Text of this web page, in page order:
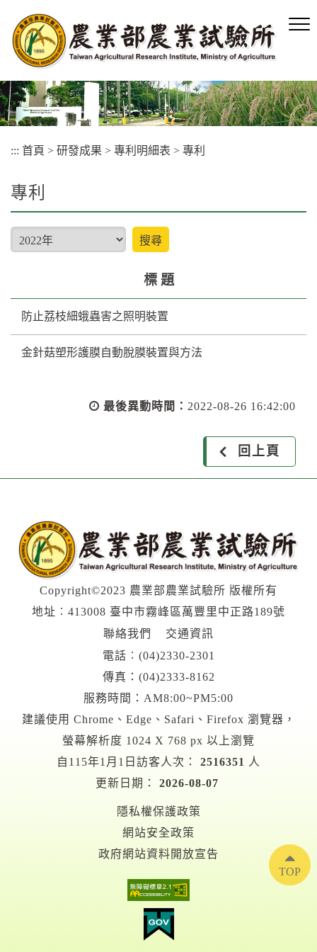
容
區
塊
::: 首頁 > 研發成果 > 專利明細表 > 專利
專利
type 搜尋
標 題
防止荔枝細蛾蟲害之照明裝置
金針菇塑形護膜自動脫膜裝置與方法
最後異動時間： 2022-08-26 16:42:00
回上頁
Copyright©2023 農業部農業試驗所 版權所有
地址︰413008 臺中市霧峰區萬豐里中正路189號
聯絡我們
交通資訊
電話︰ (04)2330-2301
傳真：(04)2333-8162
服務時間：AM8:00~PM5:00
建議使用 Chrome、Edge、Safari、Firefox 瀏覽器，
螢幕解析度 1024 X 768 px 以上瀏覽
自115年1月1日訪客人次：
2516351 人
更新日期：
2026-08-07
隱私權保護政策
網站安全政策
政府網站資料開放宣告
TOP